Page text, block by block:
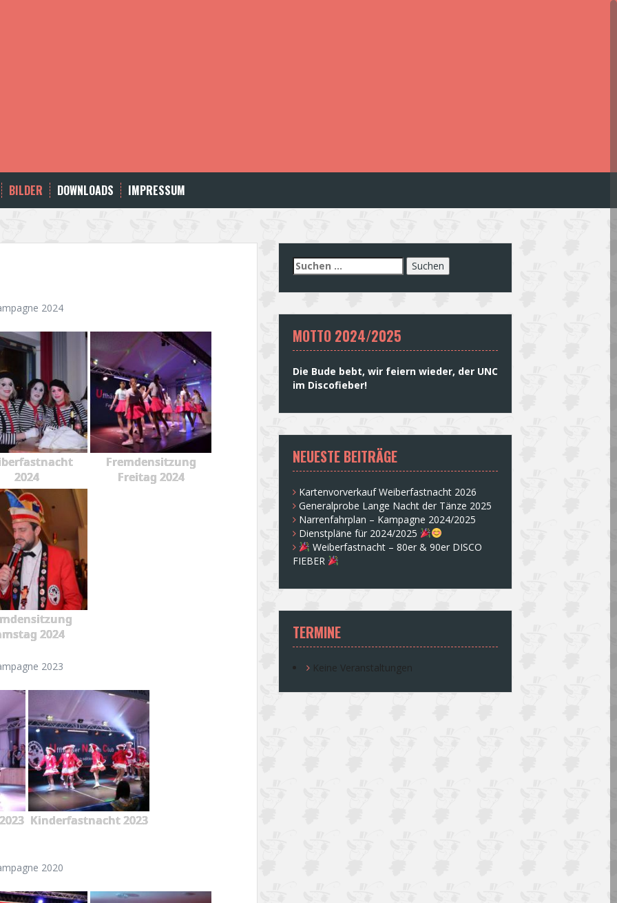
BILDER DOWNLOADS IMPRESSUM
2024
2024
Fremdensitzung
Freitag 2024
2024
2023
Kinderfastnacht 2023
2020
Suchen
nach:
MOTTO 2024/2025
Die Bude bebt, wir feiern wieder, der UNC
im Discofieber!
NEUESTE BEITRÄGE
Kartenvorverkauf Weiberfastnacht 2026
Generalprobe Lange Nacht der Tänze 2025
Narrenfahrplan – Kampagne 2024/2025
Dienstpläne für 2024/2025
Weiberfastnacht – 80er & 90er DISCO
FIEBER
TERMINE
Keine Veranstaltungen